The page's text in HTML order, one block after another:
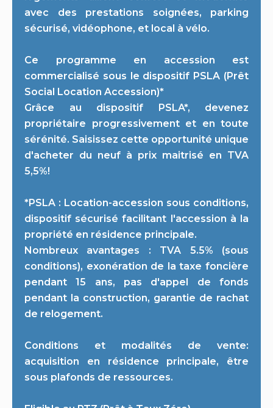
avec des prestations soignées, parking
sécurisé, vidéophone, et local à vélo.
Ce programme en accession est
commercialisé sous le dispositif PSLA (Prêt
Social Location Accession)*
Grâce au dispositif PSLA*, devenez
propriétaire progressivement et en toute
sérénité. Saisissez cette opportunité unique
d'acheter du neuf à prix maitrisé en TVA
5,5%!
*PSLA : Location-accession sous conditions,
dispositif sécurisé facilitant l'accession à la
propriété en résidence principale.
Nombreux avantages : TVA 5.5% (sous
conditions), exonération de la taxe foncière
pendant 15 ans, pas d'appel de fonds
pendant la construction, garantie de rachat
de relogement.
Conditions et modalités de vente:
acquisition en résidence principale, être
sous plafonds de ressources.